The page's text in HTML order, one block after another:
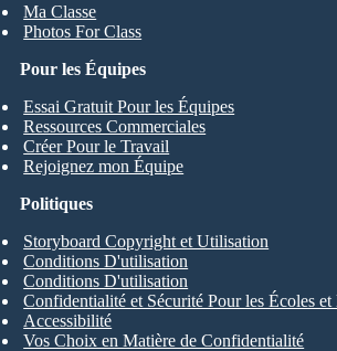
Ma Classe
Photos For Class
Pour les Équipes
Essai Gratuit Pour les Équipes
Ressources Commerciales
Créer Pour le Travail
Rejoignez mon Équipe
Politiques
Storyboard Copyright et Utilisation
Conditions D'utilisation
Conditions D'utilisation
Confidentialité et Sécurité Pour les Écoles et
Accessibilité
Vos Choix en Matière de Confidentialité